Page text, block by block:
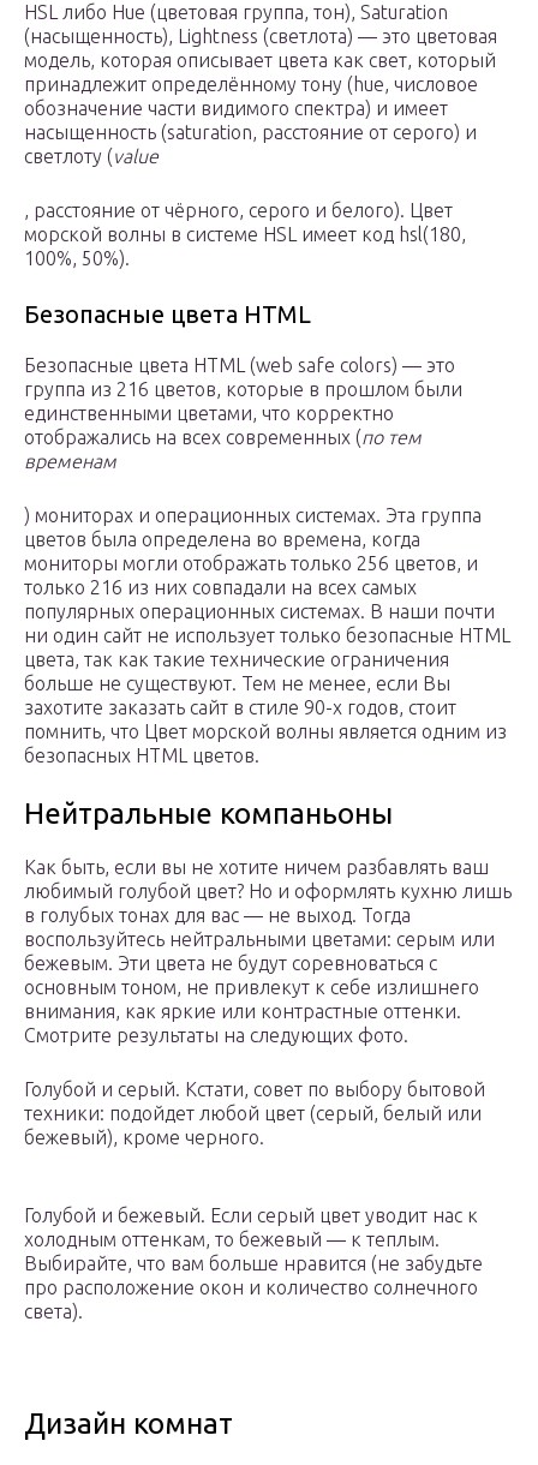
HSL либо Hue (цветовая группа, тон), Saturation
(насыщенность), Lightness (светлота) — это цветовая
модель, которая описывает цвета как свет, который
принадлежит определённому тону (hue, числовое
обозначение части видимого спектра) и имеет
насыщенность (saturation, расстояние от серого) и
светлоту (value
, расстояние от чёрного, серого и белого). Цвет
морской волны в системе HSL имеет код hsl(180,
100%, 50%).
Безопасные цвета HTML
Безопасные цвета HTML (web safe colors) — это
группа из 216 цветов, которые в прошлом были
единственными цветами, что корректно
отображались на всех современных (по тем
временам
) мониторах и операционных системах. Эта группа
цветов была определена во времена, когда
мониторы могли отображать только 256 цветов, и
только 216 из них совпадали на всех самых
популярных операционных системах. В наши почти
ни один сайт не использует только безопасные HTML
цвета, так как такие технические ограничения
больше не существуют. Тем не менее, если Вы
захотите заказать сайт в стиле 90-х годов, стоит
помнить, что Цвет морской волны является одним из
безопасных HTML цветов.
Нейтральные компаньоны
Как быть, если вы не хотите ничем разбавлять ваш
любимый голубой цвет? Но и оформлять кухню лишь
в голубых тонах для вас — не выход. Тогда
воспользуйтесь нейтральными цветами: серым или
бежевым. Эти цвета не будут соревноваться с
основным тоном, не привлекут к себе излишнего
внимания, как яркие или контрастные оттенки.
Смотрите результаты на следующих фото.
Голубой и серый. Кстати, совет по выбору бытовой
техники: подойдет любой цвет (серый, белый или
бежевый), кроме черного.
Голубой и бежевый. Если серый цвет уводит нас к
холодным оттенкам, то бежевый — к теплым.
Выбирайте, что вам больше нравится (не забудьте
про расположение окон и количество солнечного
света).
Дизайн комнат